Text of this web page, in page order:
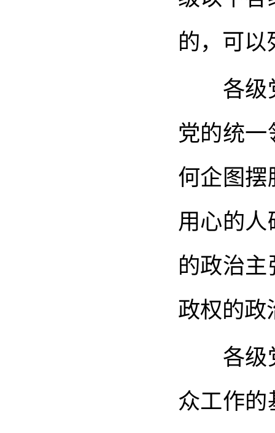
的，可以
各级党
党的统一
何企图摆
用心的人
的政治
政权的政
各级党
众工作的